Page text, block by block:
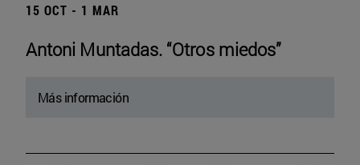
15 OCT - 1 MAR
Antoni Muntadas. “Otros miedos”
Más información